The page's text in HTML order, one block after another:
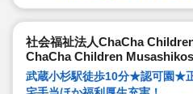
社会福祉法人ChaCha
ChaCha Children
武蔵小杉駅徒歩10分★認可園★